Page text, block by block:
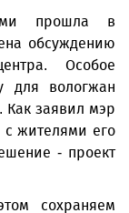
прошла в
обсуждению
Особое
для вологжан
Как заявил мэр
с жителями его
- проект
сохраняем